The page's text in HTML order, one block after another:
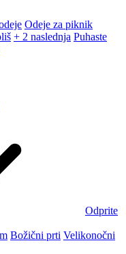
Odeje za piknik
+ 2 naslednja Puhaste
Odprite
Božični prti Velikonočni